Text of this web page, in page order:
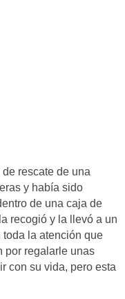
rescate de una
y había sido
de una caja de
recogió y la llevó a un
la atención que
por regalarle unas
con su vida, pero esta